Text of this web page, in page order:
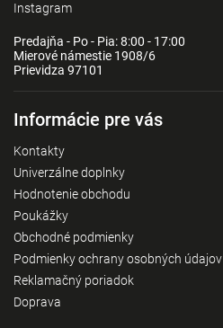
Instagram
Predajňa - Po - Pia: 8:00 - 17:00
Mierové námestie 1908/6
Prievidza 97101
Informácie pre vás
Kontakty
Univerzálne doplnky
Hodnotenie obchodu
Poukážky
Obchodné podmienky
Podmienky ochrany osobných údajov
Reklamačný poriadok
Doprava